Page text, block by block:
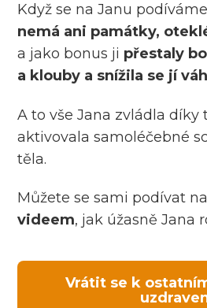
Když se na Janu
nemá ani památky,
a jako bonus ji přestaly
a klouby a snížila se jí
A to vše Jana zvládla díky
aktivovala samoléčebné
těla.
Můžete se sami podívat
videem, jak úžasně Jana
Vrátit se k